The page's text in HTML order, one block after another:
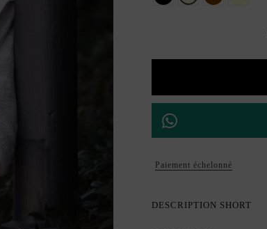
Paiement échelonné
DESCRIPTION SHORT